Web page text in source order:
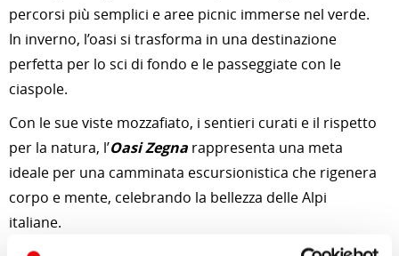
percorsi più semplici e aree picnic immerse nel verde.
In inverno, l’oasi si trasforma in una destinazione
perfetta per lo sci di fondo e le passeggiate con le
ciaspole.
Con le sue viste mozzafiato, i sentieri curati e il rispetto
per la natura, l’Oasi Zegna rappresenta una meta
ideale per una camminata escursionistica che rigenera
corpo e mente, celebrando la bellezza delle Alpi
italiane.